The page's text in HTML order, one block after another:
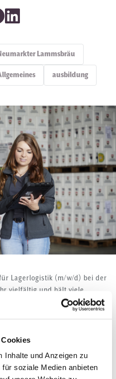
Inhalte und Anzeigen zu
soziale Medien anbieten
Lammsbräu
ausbildung
Lagerlogistik (m/w/d) bei der
vielfältig und hält viele
während der
du bei logistischen Planungs-
mit. Als Fachkraft für Lagerlogistik